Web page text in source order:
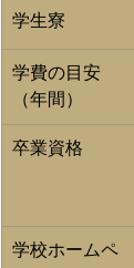
学生寮
学費の目安
（年間）
卒業資格
学校ホームペ